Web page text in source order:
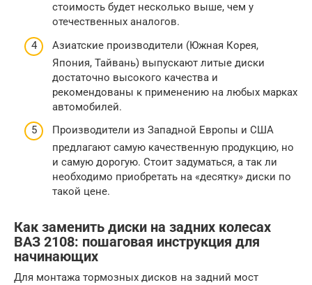
стоимость будет несколько выше, чем у
отечественных аналогов.
Азиатские производители (Южная Корея,
Япония, Тайвань) выпускают литые диски
достаточно высокого качества и
рекомендованы к применению на любых марках
автомобилей.
Производители из Западной Европы и США
предлагают самую качественную продукцию, но
и самую дорогую. Стоит задуматься, а так ли
необходимо приобретать на «десятку» диски по
такой цене.
Как заменить диски на задних колесах
ВАЗ 2108: пошаговая инструкция для
начинающих
Для монтажа тормозных дисков на задний мост